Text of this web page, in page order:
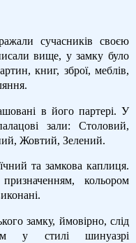
сучасників своєю
вище, у замку було
книг, зброї, меблів,
в його партері. У
зали: Столовий,
Жовтий, Зелений.
та замкова каплиця.
кольором
замку, ймовірно, слід
у стилі шинуазрі